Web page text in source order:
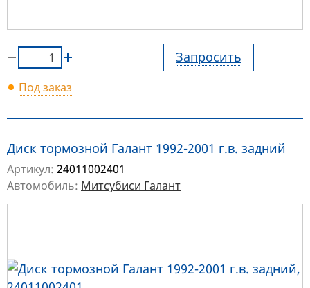
Запросить
Под заказ
Диск тормозной Галант 1992-2001 г.в. задний
Артикул: 24011002401
Автомобиль: Митсубиси Галант